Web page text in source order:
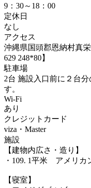
9：30～18：00
定休日
なし
アクセス
沖縄県国頭郡恩納村真
629 248*80】
駐車場
2台 施設入口前に２台
す。
Wi-Fi
あり
クレジットカード
viza・Master
施設
【建物内広さ・造り】
・109. 1平米 アメリカ
【寝室】